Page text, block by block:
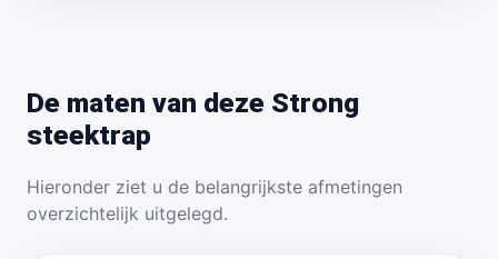
De maten van deze Strong
steektrap
Hieronder ziet u de belangrijkste afmetingen
overzichtelijk uitgelegd.